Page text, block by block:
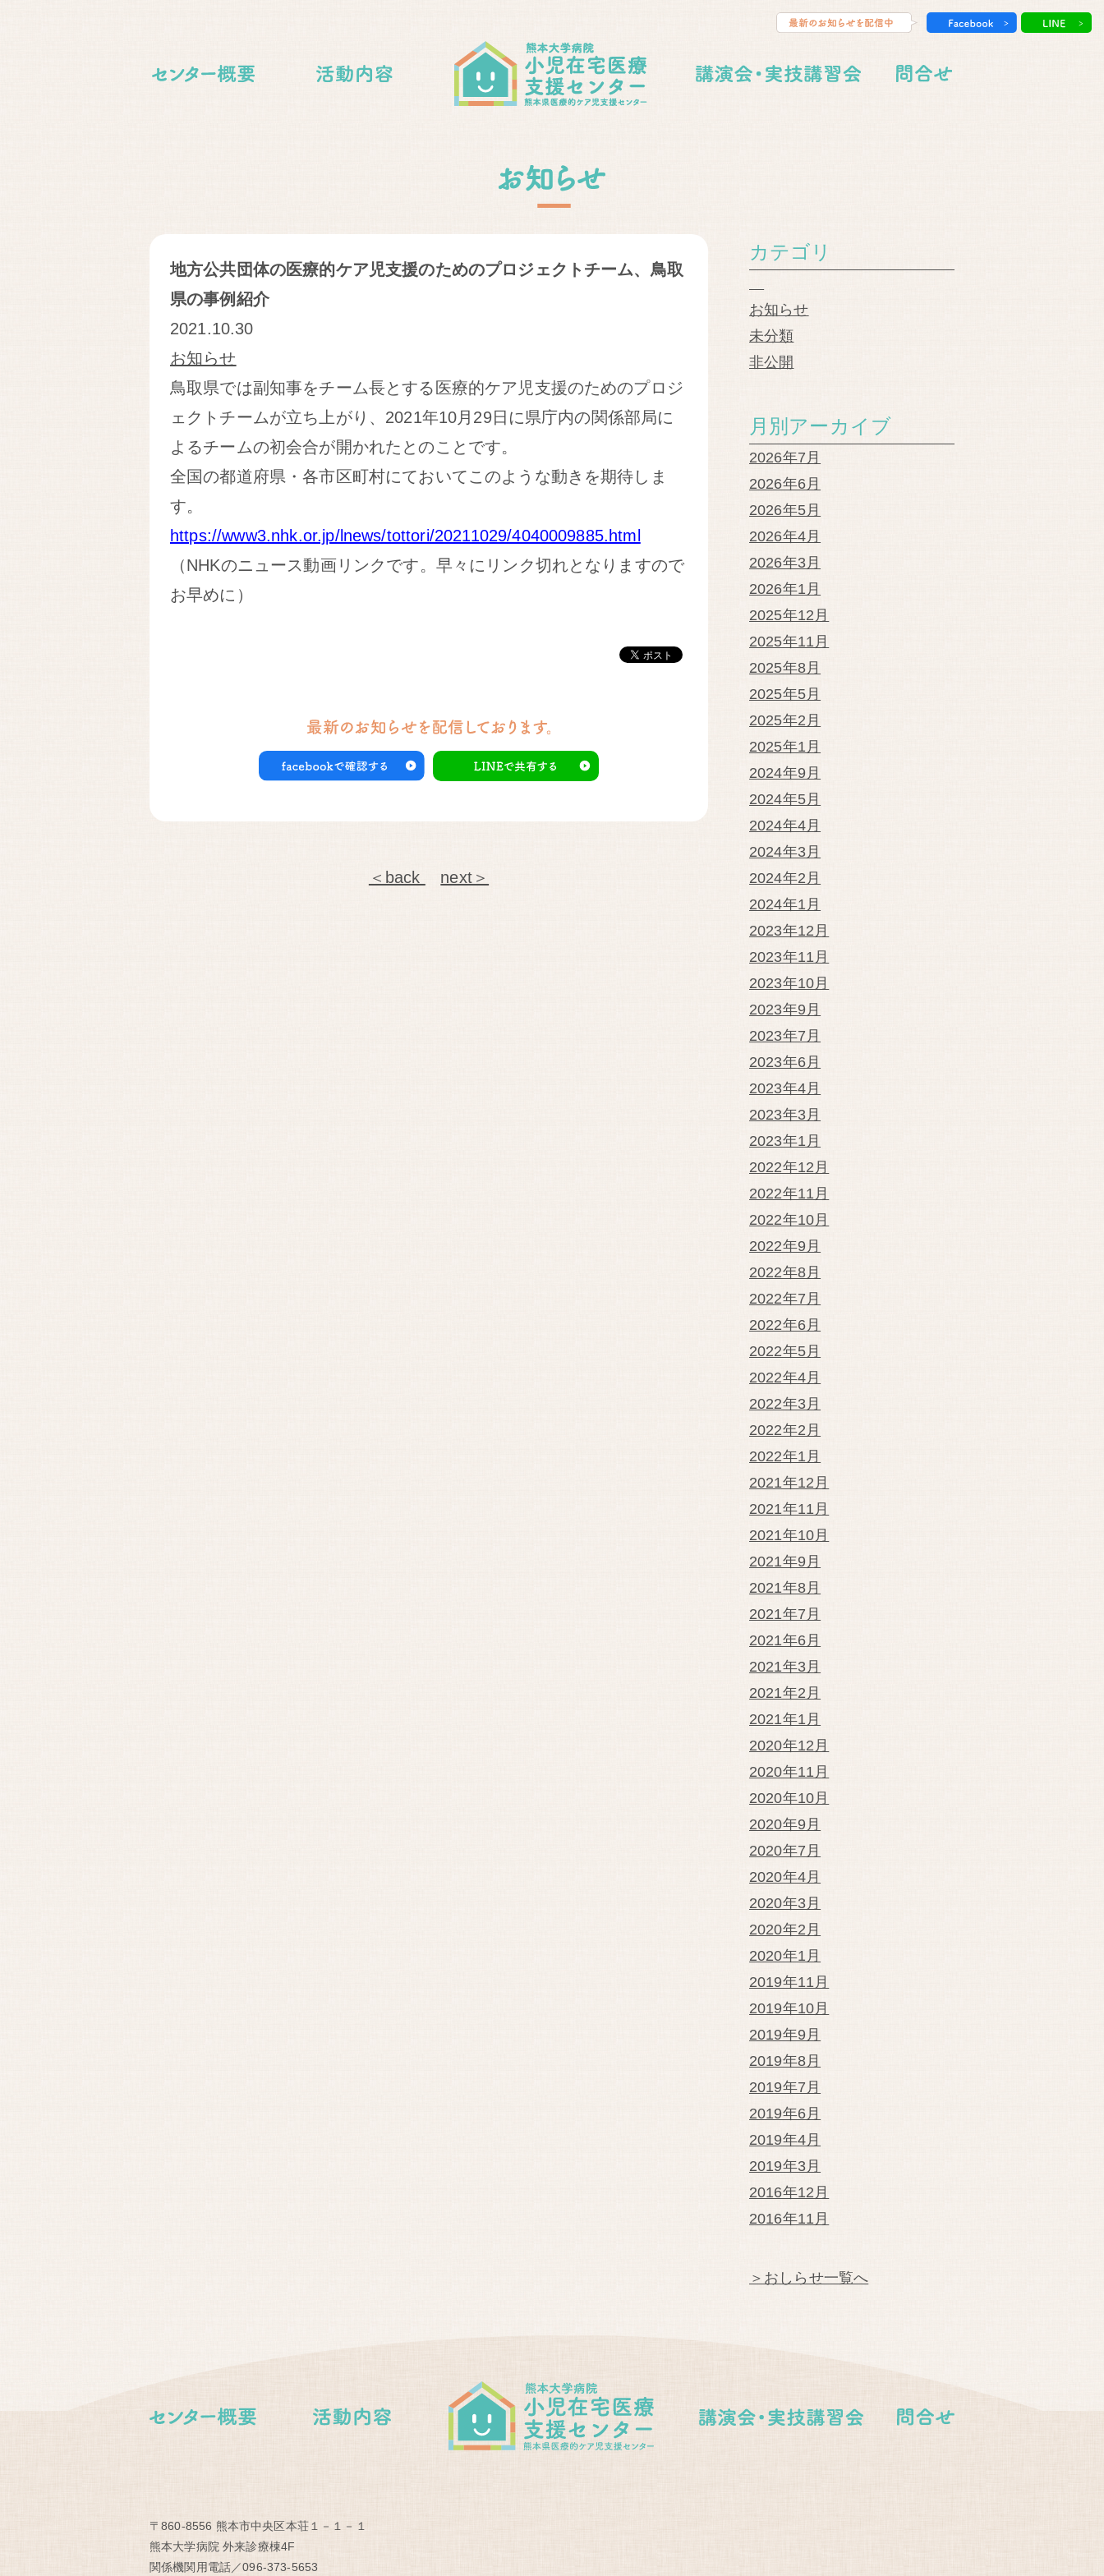
地方公共団体の医療的ケア児支援のためのプロジェクトチーム、鳥取
県の事例紹介
2021.10.30
お知らせ
鳥取県では副知事をチーム長とする医療的ケア児支援のためのプロジ
ェクトチームが立ち上がり、2021年10月29日に県庁内の関係部局に
よるチームの初会合が開かれたとのことです。
全国の都道府県・各市区町村にておいてこのような動きを期待しま
す。
https://www3.nhk.or.jp/lnews/tottori/20211029/4040009885.html
（NHKのニュース動画リンクです。早々にリンク切れとなりますので
お早めに）
＜back next＞
カテゴリ
お知らせ
未分類
非公開
月別アーカイブ
2026年7月
2026年6月
2026年5月
2026年4月
2026年3月
2026年1月
2025年12月
2025年11月
2025年8月
2025年5月
2025年2月
2025年1月
2024年9月
2024年5月
2024年4月
2024年3月
2024年2月
2024年1月
2023年12月
2023年11月
2023年10月
2023年9月
2023年7月
2023年6月
2023年4月
2023年3月
2023年1月
2022年12月
2022年11月
2022年10月
2022年9月
2022年8月
2022年7月
2022年6月
2022年5月
2022年4月
2022年3月
2022年2月
2022年1月
2021年12月
2021年11月
2021年10月
2021年9月
2021年8月
2021年7月
2021年6月
2021年3月
2021年2月
2021年1月
2020年12月
2020年11月
2020年10月
2020年9月
2020年7月
2020年4月
2020年3月
2020年2月
2020年1月
2019年11月
2019年10月
2019年9月
2019年8月
2019年7月
2019年6月
2019年4月
2019年3月
2016年12月
2016年11月
＞おしらせ一覧へ
〒860-8556 熊本市中央区本荘１－１－１
熊本大学病院 外来診療棟4F
関係機関用電話／096-373-5653